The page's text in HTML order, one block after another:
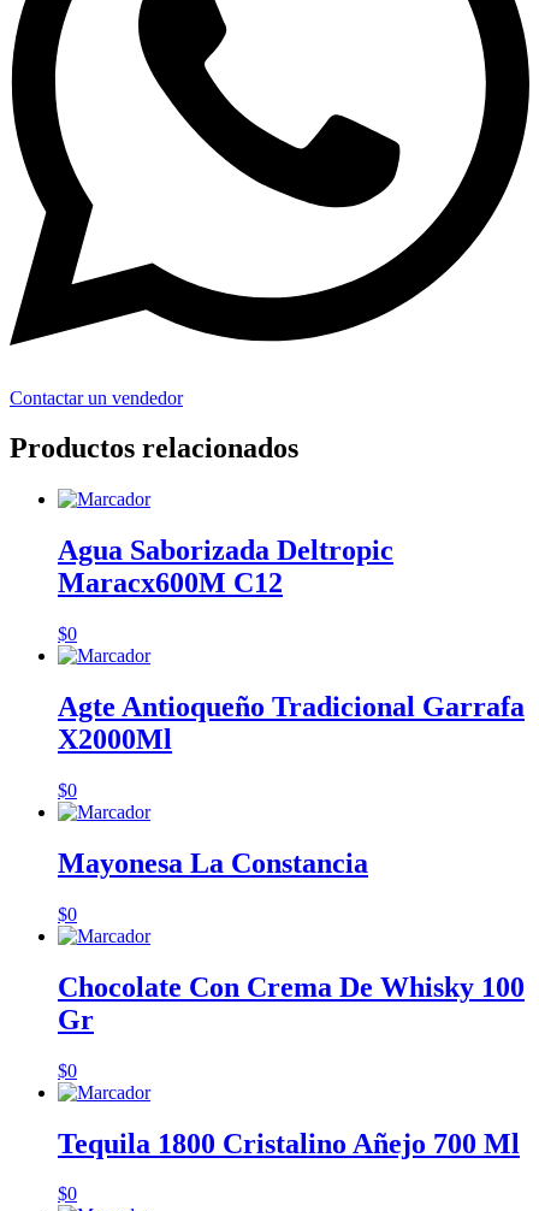
Contactar un vendedor
Productos relacionados
Agua Saborizada Deltropic
Maracx600M C12
$0
Agte Antioqueño Tradicional Garrafa
X2000Ml
$0
Mayonesa La Constancia
$0
Chocolate Con Crema De Whisky 100
Gr
$0
Tequila 1800 Cristalino Añejo 700 Ml
$0